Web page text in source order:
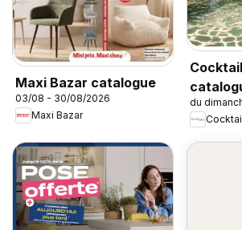
Maxi Bazar catalogue
03/08 - 30/08/2026
Maxi Bazar
du